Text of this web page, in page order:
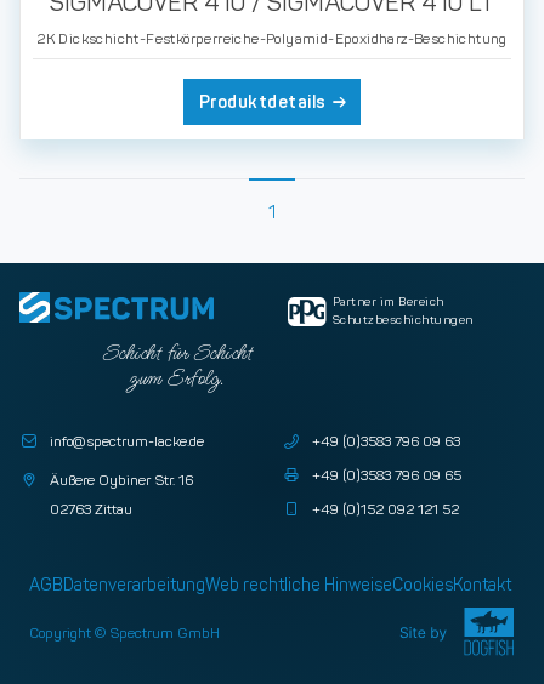
2K Dickschicht-Festkörperreiche-Polyamid-Epoxidharz-Beschichtung
Produktdetails
1
Schicht für Schicht
zum Erfolg.
Partner im Bereich
Schutzbeschichtungen
info@spectrum-lacke.de
Äußere Oybiner Str. 16
02763 Zittau
+49 (0)3583 796 09 63
+49 (0)3583 796 09 65
+49 (0)152 092 121 52
AGBDatenverarbeitungWeb rechtliche HinweiseCookiesKontakt
Copyright © Spectrum GmbH